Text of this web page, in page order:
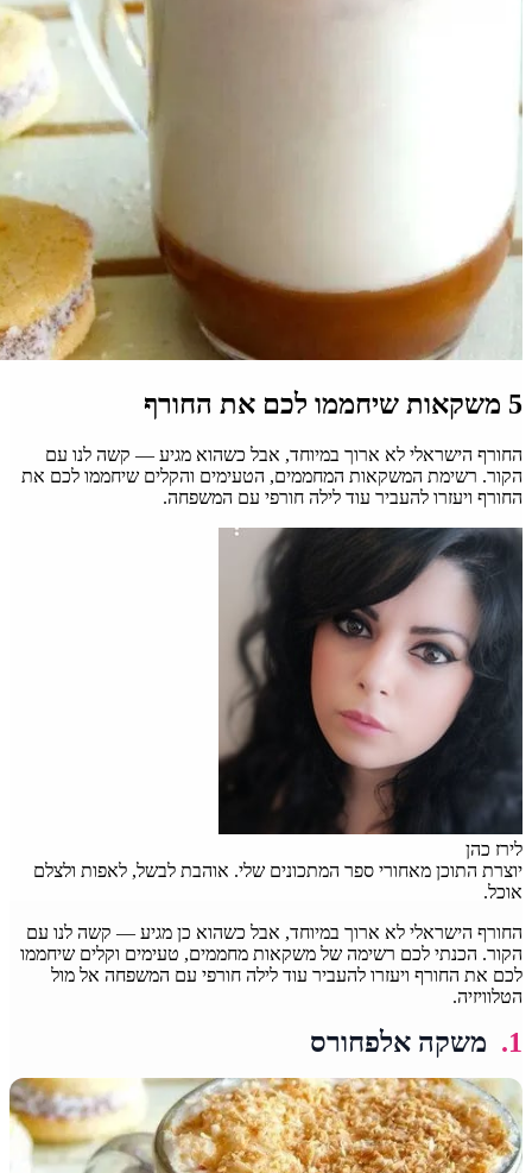
5 משקאות שיחממו לכם את החורף
החורף הישראלי לא ארוך במיוחד, אבל כשהוא מגיע — קשה לנו עם
הקור. רשימת המשקאות המחממים, הטעימים והקלים שיחממו לכם את
החורף ויעזרו להעביר עוד לילה חורפי עם המשפחה.
לירז כהן
יוצרת התוכן מאחורי ספר המתכונים שלי. אוהבת לבשל, לאפות ולצלם
אוכל.
החורף הישראלי לא ארוך במיוחד, אבל כשהוא כן מגיע — קשה לנו עם
הקור. הכנתי לכם רשימה של משקאות מחממים, טעימים וקלים שיחממו
לכם את החורף ויעזרו להעביר עוד לילה חורפי עם המשפחה אל מול
הטלוויזיה.
1. משקה אלפחורס